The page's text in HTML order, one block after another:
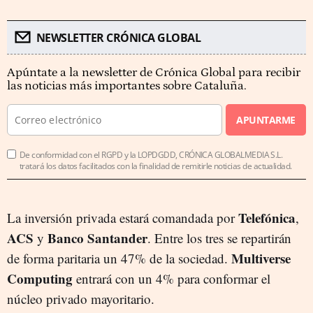
NEWSLETTER CRÓNICA GLOBAL
Apúntate a la newsletter de Crónica Global para recibir
las noticias más importantes sobre Cataluña.
APUNTARME
De conformidad con el RGPD y la LOPDGDD, CRÓNICA GLOBALMEDIA S.L.
tratará los datos facilitados con la finalidad de remitirle noticias de actualidad.
La inversión privada estará comandada porTelefónica,
ACS y Banco Santander. Entre los tres se repartirán
de forma paritaria un 47% de la sociedad. Multiverse
Computing entrará con un 4% para conformar el
núcleo privado mayoritario.